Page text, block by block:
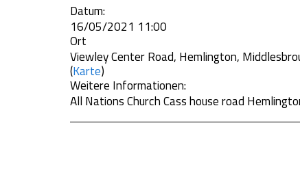
Datum:
16/05/2021 11:00
Ort
Viewley Center Road, Hemlington,
(Karte)
Weitere Informationen:
All Nations Church Cass house road